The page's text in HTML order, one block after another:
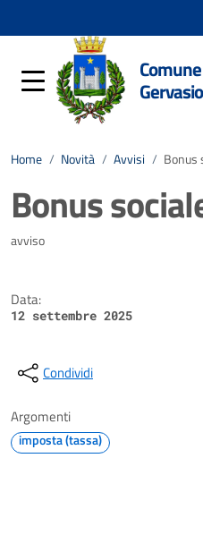
Gervasio
Home / Novità / Avvisi / Bonus
Bonus
Dettagli della
avviso
Data:
12 settembre 2025
Condividi
Argomenti
imposta (tassa)